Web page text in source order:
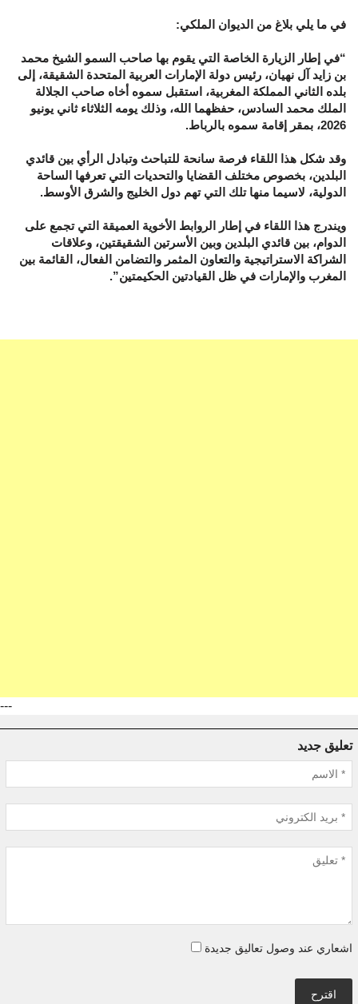
في ما يلي بلاغ من الديوان الملكي:
“في إطار الزيارة الخاصة التي يقوم بها صاحب السمو الشيخ محمد
بن زايد آل نهيان، رئيس دولة الإمارات العربية المتحدة الشقيقة، إلى
بلده الثاني المملكة المغربية، استقبل سموه أخاه صاحب الجلالة
الملك محمد السادس، حفظهما الله، وذلك يومه الثلاثاء ثاني يونيو
2026، بمقر إقامة سموه بالرباط.
وقد شكل هذا اللقاء فرصة سانحة للتباحث وتبادل الرأي بين قائدي
البلدين، بخصوص مختلف القضايا والتحديات التي تعرفها الساحة
الدولية، لاسيما منها تلك التي تهم دول الخليج والشرق الأوسط.
ويندرج هذا اللقاء في إطار الروابط الأخوية العميقة التي تجمع على
الدوام، بين قائدي البلدين وبين الأسرتين الشقيقتين، وعلاقات
الشراكة الاستراتيجية والتعاون المثمر والتضامن الفعال، القائمة بين
المغرب والإمارات في ظل القيادتين الحكيمتين”.
---
تعليق جديد
اشعاري عند وصول تعاليق جديدة
اقترح